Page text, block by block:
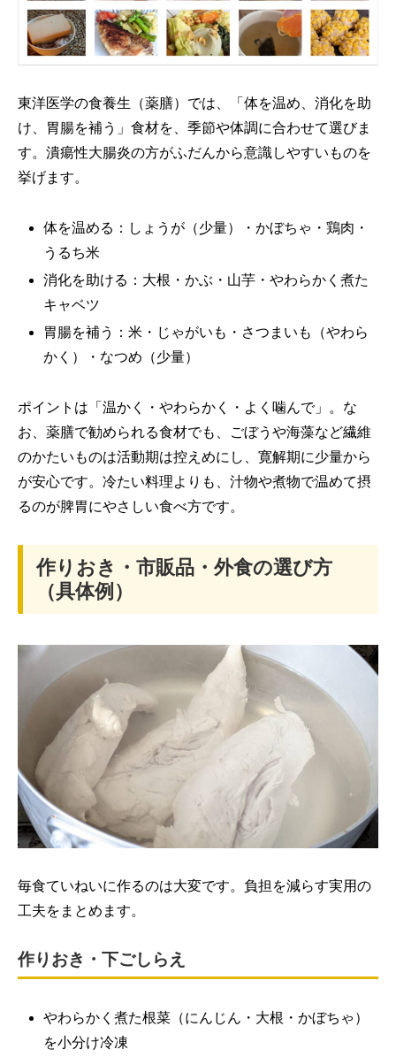
東洋医学の食養生（薬膳）では、「体を温め、消化を助
け、胃腸を補う」食材を、季節や体調に合わせて選びま
す。潰瘍性大腸炎の方がふだんから意識しやすいものを
挙げます。
体を温める：しょうが（少量）・かぼちゃ・鶏肉・
うるち米
消化を助ける：大根・かぶ・山芋・やわらかく煮た
キャベツ
胃腸を補う：米・じゃがいも・さつまいも（やわら
かく）・なつめ（少量）
ポイントは「温かく・やわらかく・よく噛んで」。な
お、薬膳で勧められる食材でも、ごぼうや海藻など繊維
のかたいものは活動期は控えめにし、寛解期に少量から
が安心です。冷たい料理よりも、汁物や煮物で温めて摂
るのが脾胃にやさしい食べ方です。
作りおき・市販品・外食の選び方
（具体例）
毎食ていねいに作るのは大変です。負担を減らす実用の
工夫をまとめます。
作りおき・下ごしらえ
やわらかく煮た根菜（にんじん・大根・かぼちゃ）
を小分け冷凍